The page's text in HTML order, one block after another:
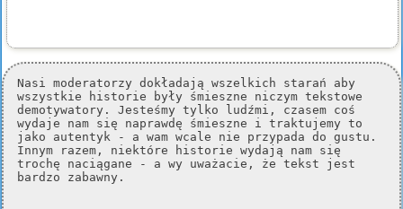
Nasi moderatorzy dokładają wszelkich starań aby
wszystkie historie były śmieszne niczym tekstowe
demotywatory. Jesteśmy tylko ludźmi, czasem coś
wydaje nam się naprawdę śmieszne i traktujemy to
jako autentyk - a wam wcale nie przypada do gustu.
Innym razem, niektóre historie wydają nam się
trochę naciągane - a wy uważacie, że tekst jest
bardzo zabawny.